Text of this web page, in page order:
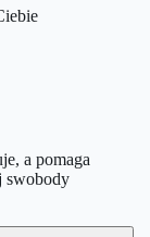
a pomaga
swobody